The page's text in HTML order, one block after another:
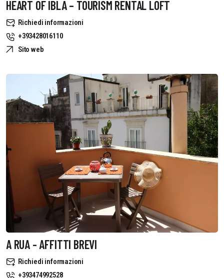
HEART OF IBLA – TOURISM RENTAL LOFT
Richiedi informazioni
+393428016110
Sito web
A RUA - AFFITTI BREVI
Richiedi informazioni
+393474992528